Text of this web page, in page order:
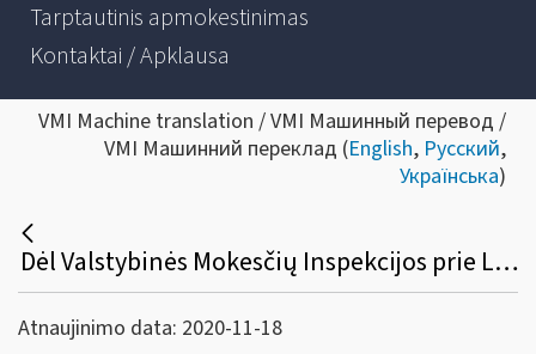
Tarptautinis apmokestinimas
Kontaktai / Apklausa
VMI Machine translation / VMI Машинный перевод /
VMI Машинний переклад (English, Русский,
Українська)
Dėl Valstybinės Mokesčių Inspekcijos prie Lietuvos Respublikos finansų ministerijos viršininko 2020 m. lapkričio 17 d. įsakymo Nr. VA-80 „Dėl laikino konsultacijų ir informacijos teikimo pokalbių neįrašančiais telefonais valstybės lygio ekstremaliosios situacijos metu“ patvirtinimo
Atnaujinimo data: 2020-11-18